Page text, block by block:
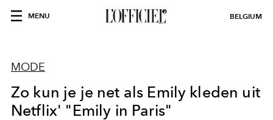
MENU BELGIUM
MODE
Zo kun je je net als Emily kleden uit
Netflix' "Emily in Paris"